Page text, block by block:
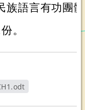
族語言有功團
。